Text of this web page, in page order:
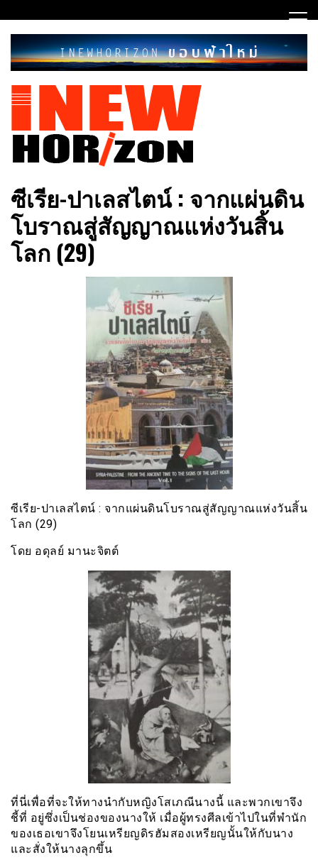
to
content
INEWHORIZON
ซีเรีย​-ปาเลสไตน์​ : จากแผ่นดิน
โบราณสู่สัญญาณ​แห่งวันสิ้น
โลก​ (29)
ซีเรีย​-ปาเลสไตน์​ : จากแผ่นดินโบราณสู่สัญญาณ​แห่งวันสิ้น
โลก​ (29)
โดย​ อดุลย์​ มานะจิตต์
ที่นี่เพื่อที่จะให้ทางนำกับหญิงโสเภณีนางนี้ และพวกเขาจึง
ชี้ที่ อยู่ซึ่งเป็นช่องของนางให้ เมื่อผู้ทรงศีลเข้าไปในที่พำนัก
ของเธอเขาจึงโยนเหรียญดิรฮัมสองเหรียญนั้นให้กับนาง
และสั่งให้นางลุกขึ้น